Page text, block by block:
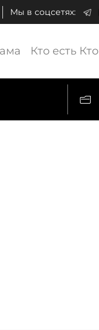
Мы в соцсетях:
Кто есть Кто